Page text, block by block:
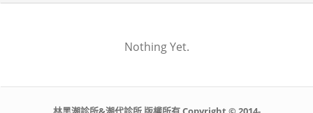
Nothing Yet.